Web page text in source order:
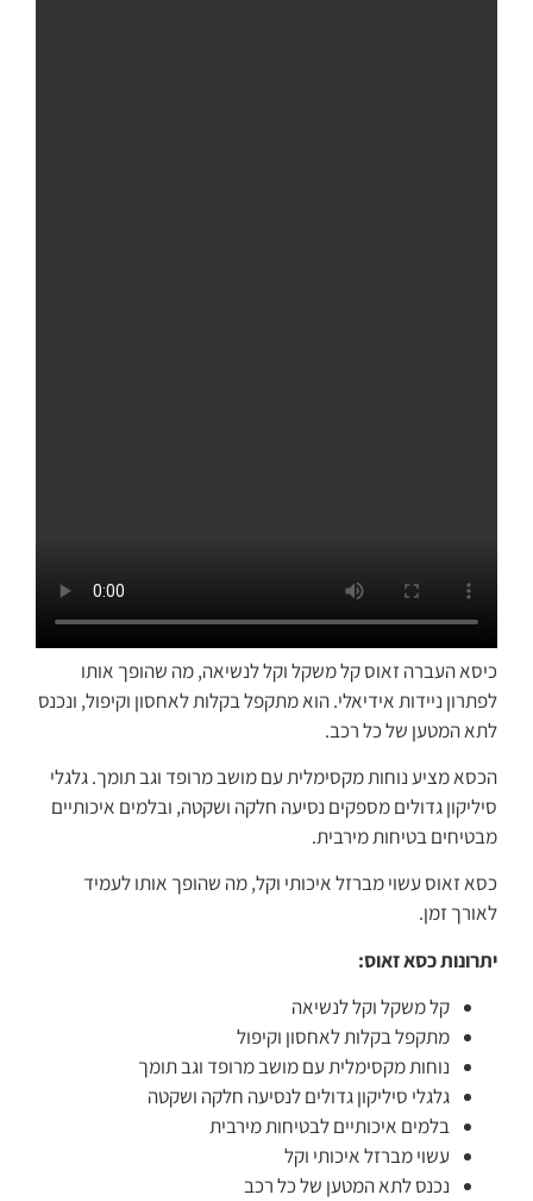
כיסא העברה זאוס קל משקל וקל לנשיאה, מה שהופך אותו
לפתרון ניידות אידיאלי. הוא מתקפל בקלות לאחסון וקיפול, ונכנס
לתא המטען של כל רכב.
הכסא מציע נוחות מקסימלית עם מושב מרופד וגב תומך. גלגלי
סיליקון גדולים מספקים נסיעה חלקה ושקטה, ובלמים איכותיים
מבטיחים בטיחות מירבית.
כסא זאוס עשוי מברזל איכותי וקל, מה שהופך אותו לעמיד
לאורך זמן.
יתרונות כסא זאוס:
קל משקל וקל לנשיאה
מתקפל בקלות לאחסון וקיפול
נוחות מקסימלית עם מושב מרופד וגב תומך
גלגלי סיליקון גדולים לנסיעה חלקה ושקטה
בלמים איכותיים לבטיחות מירבית
עשוי מברזל איכותי וקל
נכנס לתא המטען של כל רכב